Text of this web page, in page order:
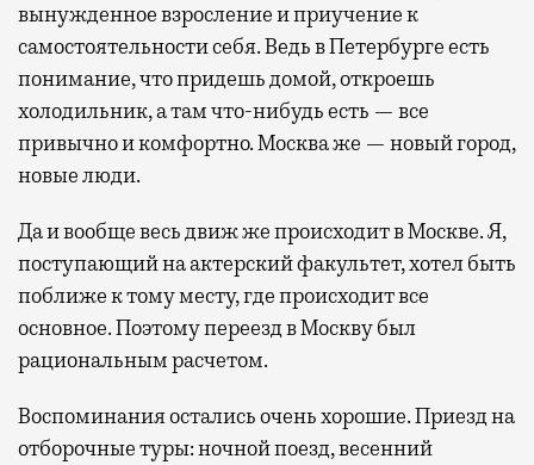
вынужденное взросление и приучение к
самостоятельности себя. Ведь в Петербурге есть
понимание, что придешь домой, откроешь
холодильник, а там что-нибудь есть — все
привычно и комфортно. Москва же — новый город,
новые люди.
Да и вообще весь движ же происходит в Москве. Я,
поступающий на актерский факультет, хотел быть
поближе к тому месту, где происходит все
основное. Поэтому переезд в Москву был
рациональным расчетом.
Воспоминания остались очень хорошие. Приезд на
отборочные туры: ночной поезд, весенний